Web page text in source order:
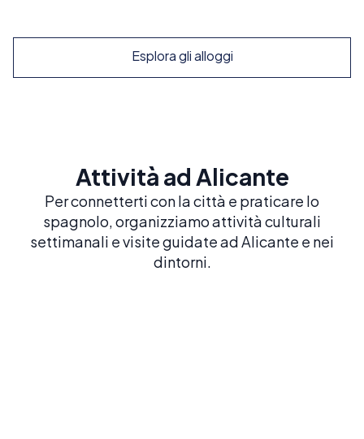
Esplora gli alloggi
Attività ad Alicante
Per connetterti con la città e praticare lo
spagnolo, organizziamo attività culturali
settimanali e visite guidate ad Alicante e nei
dintorni.